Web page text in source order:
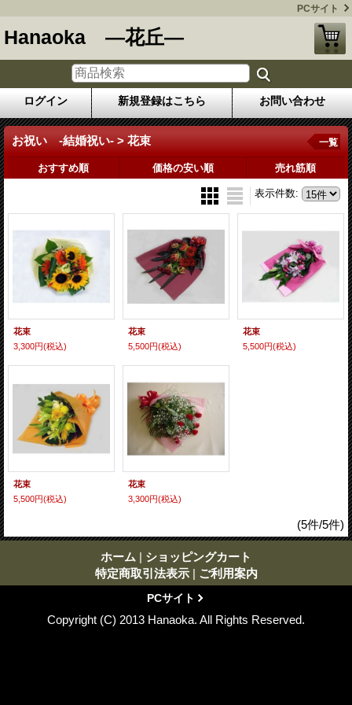
PCサイト
Hanaoka ―花丘―
ログイン 新規登録はこちら お問い合わせ
お祝い -結婚祝い- > 花束 一覧
おすすめ順 価格の安い順 売れ筋順
表示件数:
花束
3,300円(税込)
花束
5,500円(税込)
花束
5,500円(税込)
花束
5,500円(税込)
花束
3,300円(税込)
(5件/5件)
ホーム | ショッピングカート
特定商取引法表示 | ご利用案内
PCサイト
Copyright (C) 2013 Hanaoka. All Rights Reserved.